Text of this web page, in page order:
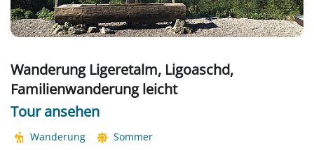
Wanderung Ligeretalm, Ligoaschd,
Familienwanderung leicht
Tour ansehen
Wanderung Sommer